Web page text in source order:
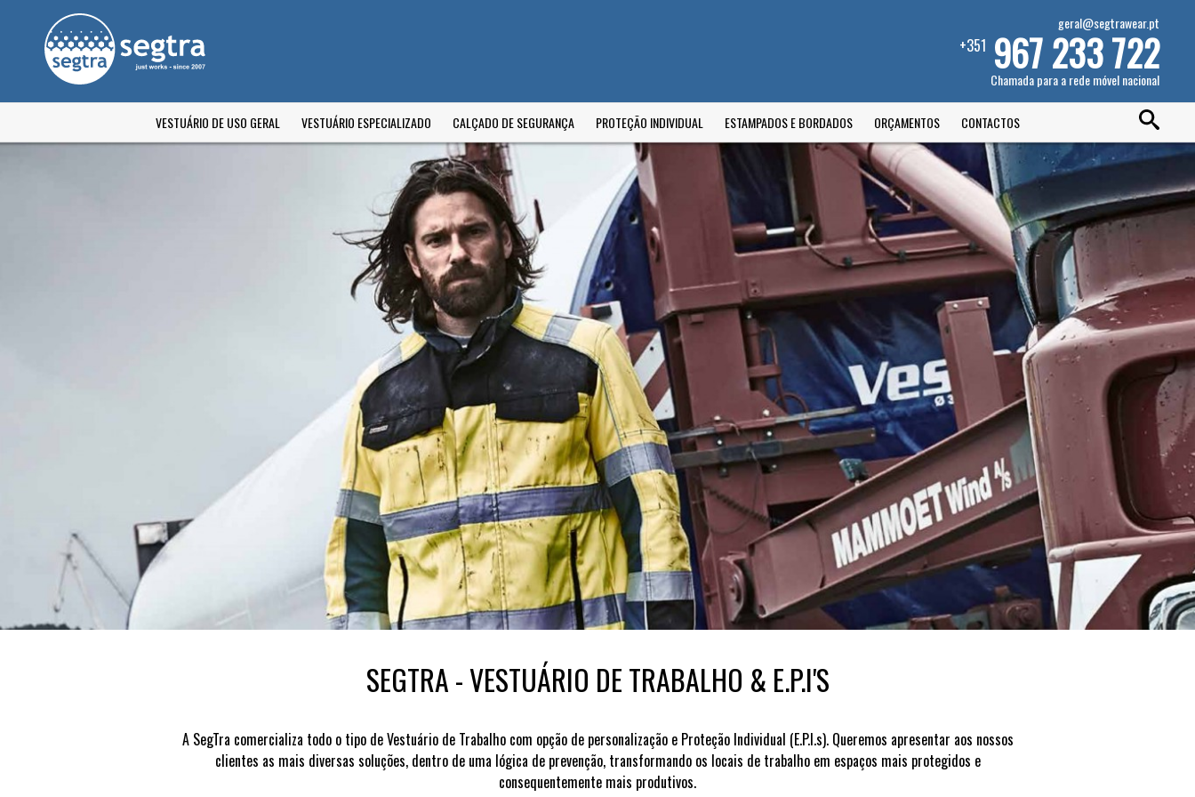
geral@segtrawear.pt
+351 967 233 722
Chamada para a rede móvel nacional
VESTUÁRIO DE USO GERAL VESTUÁRIO ESPECIALIZADO CALÇADO DE SEGURANÇA PROTEÇÃO INDIVIDUAL ESTAMPADOS E BORDADOS ORÇAMENTOS CONTACTOS
SEGTRA - VESTUÁRIO DE TRABALHO & E.P.I'S
A SegTra comercializa todo o tipo de Vestuário de Trabalho com opção de personalização e Proteção Individual (E.P.I.s). Queremos apresentar aos nossos
clientes as mais diversas soluções, dentro de uma lógica de prevenção, transformando os locais de trabalho em espaços mais protegidos e
consequentemente mais produtivos.